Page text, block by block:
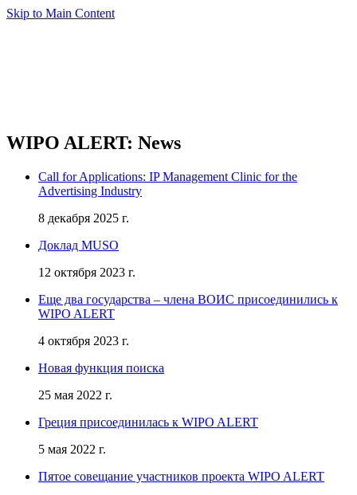
Skip to Main Content
WIPO ALERT: News
Call for Applications: IP Management Clinic for the
Advertising Industry
8 декабря 2025 г.
Доклад MUSO
12 октября 2023 г.
Еще два государства – члена ВОИС присоединились к
WIPO ALERT
4 октября 2023 г.
Новая функция поиска
25 мая 2022 г.
Греция присоединилась к WIPO ALERT
5 мая 2022 г.
Пятое совещание участников проекта WIPO ALERT